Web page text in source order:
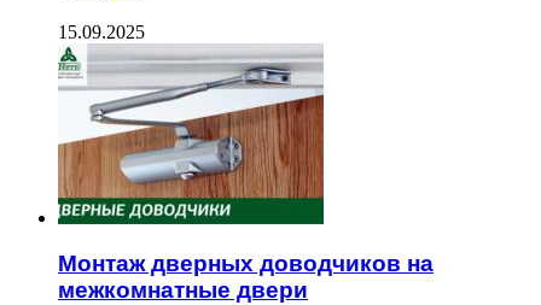
15.09.2025
Монтаж дверных доводчиков на
межкомнатные двери